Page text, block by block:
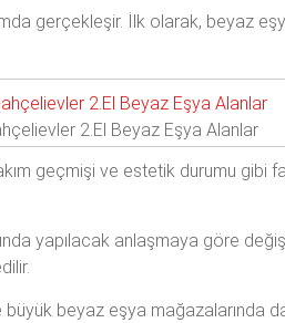
gerçekleşir. İlk olarak, beyaz
2.El Beyaz Eşya Alanlar
geçmişi ve estetik durumu
yapılacak anlaşmaya göre
beyaz eşya mağazalarında